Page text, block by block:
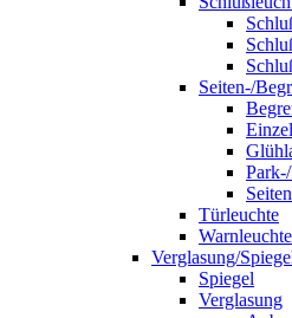
Seiten-/
Türleuchte
Verglasung/
Spiegel
Verglasung